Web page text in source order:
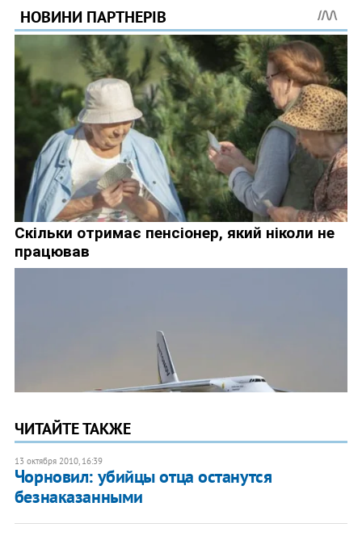
ЧИТАЙТЕ ТАКЖЕ
13 октября 2010, 16:39
Чорновил: убийцы отца останутся
безнаказанными